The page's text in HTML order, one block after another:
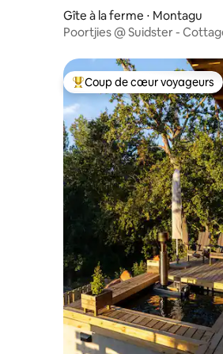
Gîte à la ferme ⋅ Montagu
Poortjies @ Suidster -
Coups de cœur voyageurs
Coup de cœur voyageurs